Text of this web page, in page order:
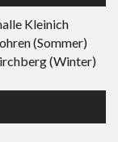
Kleinich
(Sommer)
(Winter)